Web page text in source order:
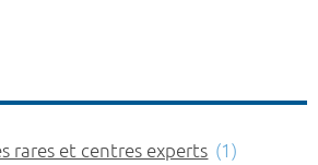
rares et centres experts (1)